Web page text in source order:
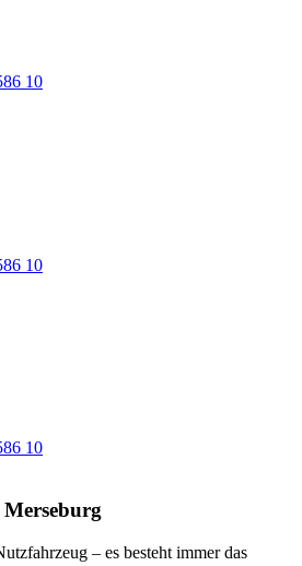
10
10
10
– es besteht immer das